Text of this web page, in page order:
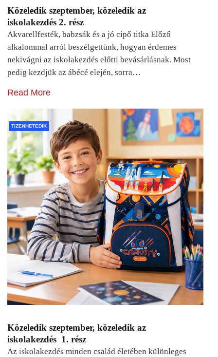
Közeledik szeptember, közeledik az
iskolakezdés 2. rész
Akvarellfesték, babzsák és a jó cipő titka Előző
alkalommal arról beszélgettünk, hogyan érdemes
nekivágni az iskolakezdés előtti bevásárlásnak. Most
pedig kezdjük az ábécé elején, sorra…
Read More
TIZENHETEDIK
Közeledik szeptember, közeledik az
iskolakezdés 1. rész
Az iskolakezdés minden család életében különleges